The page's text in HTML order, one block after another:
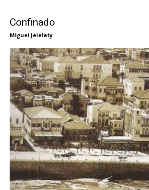
Confinado
Miguel Jelelaty